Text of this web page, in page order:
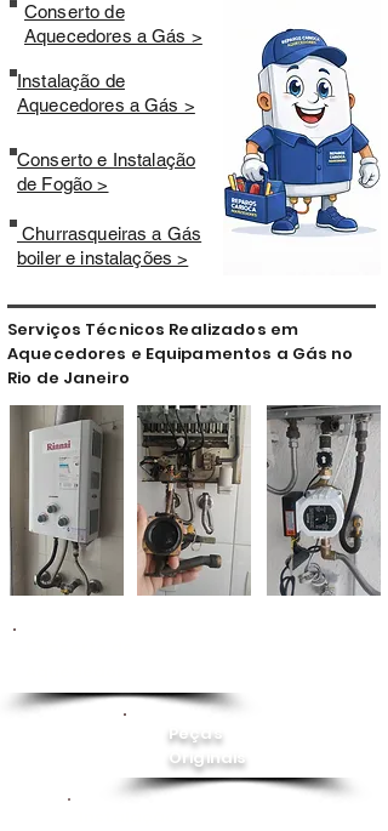
Conserto de
Aquecedores a Gás >
Instalação de
Aquecedores a Gás >
Conserto e Instalação
de Fogão >
Churrasqueiras a Gás
boiler e instalações >
Serviços Técnicos Realizados em
Aquecedores e Equipamentos a Gás no
Rio de Janeiro
Peças
Originais